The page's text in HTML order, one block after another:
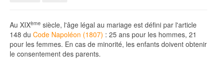
Au XIXème siècle, l'âge légal au mariage est défini par l'article
148 du Code Napoléon (1807) : 25 ans pour les hommes, 21
pour les femmes. En cas de minorité, les enfants doivent obtenir
le consentement des parents.